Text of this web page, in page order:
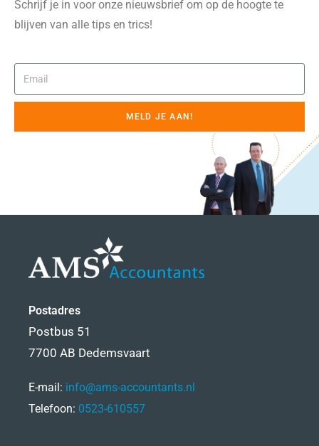
Schrijf je in voor onze nieuwsbrief om op de hoogte te
blijven van alle tips en trics!
MELD JE AAN!
Postadres
Postbus 51
7700 AB Dedemsvaart
E-mail: info@ams-accountants.nl
Telefoon: 0523-610557